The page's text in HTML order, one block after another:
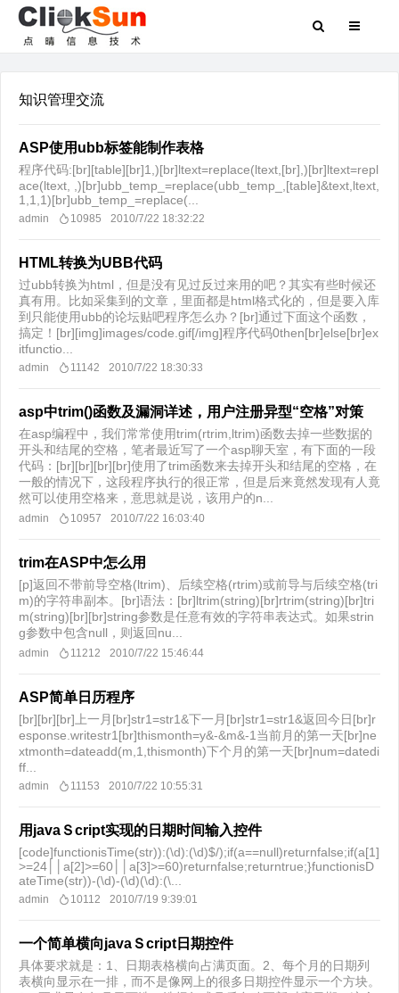
知识管理交流
ASP使用ubb标签能制作表格
程序代码:[br][table][br]1,)[br]ltext=replace(ltext,[br],)[br]ltext=repl
ace(ltext, ,)[br]ubb_temp_=replace(ubb_temp_,[table]&text,ltext,
1,1,1)[br]ubb_temp_=replace(...
admin 10985 2010/7/22 18:32:22
HTML转换为UBB代码
过ubb转换为html，但是没有见过反过来用的吧？其实有些时候还
真有用。比如采集到的文章，里面都是html格式化的，但是要入库
到只能使用ubb的论坛贴吧程序怎么办？[br]通过下面这个函数，
搞定！[br][img]images/code.gif[/img]程序代码0then[br]else[br]ex
itfunctio...
admin 11142 2010/7/22 18:30:33
asp中trim()函数及漏洞详述，用户注册异型“空格”对策
在asp编程中，我们常常使用trim(rtrim,ltrim)函数去掉一些数据的
开头和结尾的空格，笔者最近写了一个asp聊天室，有下面的一段
代码：[br][br][br][br]使用了trim函数来去掉开头和结尾的空格，在
一般的情况下，这段程序执行的很正常，但是后来竟然发现有人竟
然可以使用空格来，意思就是说，该用户的n...
admin 10957 2010/7/22 16:03:40
trim在ASP中怎么用
[p]返回不带前导空格(ltrim)、后续空格(rtrim)或前导与后续空格(tri
m)的字符串副本。[br]语法：[br]ltrim(string)[br]rtrim(string)[br]tri
m(string)[br][br]string参数是任意有效的字符串表达式。如果strin
g参数中包含null，则返回nu...
admin 11212 2010/7/22 15:46:44
ASP简单日历程序
[br][br][br]上一月[br]str1=str1&下一月[br]str1=str1&返回今日[br]r
esponse.writestr1[br]thismonth=y&-&m&-1当前月的第一天[br]ne
xtmonth=dateadd(m,1,thismonth)下个月的第一天[br]num=datedi
ff...
admin 11153 2010/7/22 10:55:31
用javaＳcript实现的日期时间输入控件
[code]functionisTime(str)):(\d):(\d)$/);if(a==null)returnfalse;if(a[1]
>=24││a[2]>=60││a[3]>=60)returnfalse;returntrue;}functionisD
ateTime(str))-(\d)-(\d)(\d):(\...
admin 10112 2010/7/19 9:39:01
一个简单横向javaＳcript日期控件
具体要求就是：1、日期表格横向占满页面。2、每个月的日期列
表横向显示在一排，而不是像网上的很多日期控件显示一个方块。